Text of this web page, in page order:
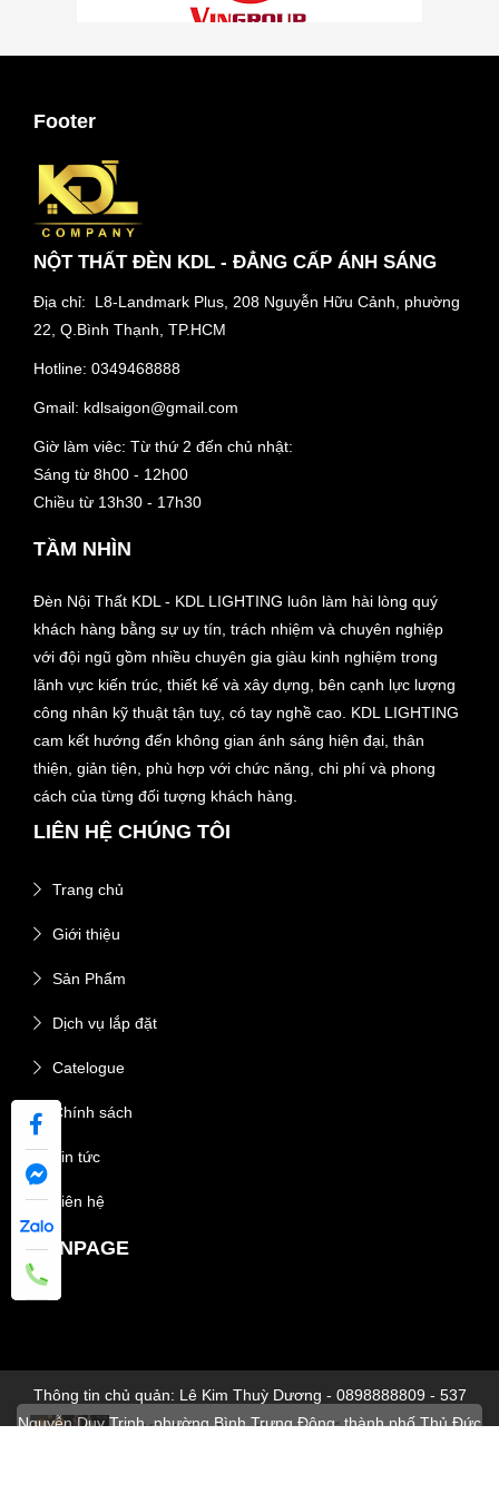
Footer
NỘT THẤT ĐÈN KDL - ĐẲNG CẤP ÁNH SÁNG
Địa chỉ: L8-Landmark Plus, 208 Nguyễn Hữu Cảnh, phường
22, Q.Bình Thạnh, TP.HCM
Hotline: 0349468888
Gmail: kdlsaigon@gmail.com
Giờ làm viêc: Từ thứ 2 đến chủ nhật:
Sáng từ 8h00 - 12h00
Chiều từ 13h30 - 17h30
TẦM NHÌN
Đèn Nội Thất KDL - KDL LIGHTING luôn làm hài lòng quý
khách hàng bằng sự uy tín, trách nhiệm và chuyên nghiệp
với đội ngũ gồm nhiều chuyên gia giàu kinh nghiệm trong
lãnh vực kiến trúc, thiết kế và xây dựng, bên cạnh lực lượng
công nhân kỹ thuật tận tuỵ, có tay nghề cao. KDL LIGHTING
cam kết hướng đến không gian ánh sáng hiện đại, thân
thiện, giản tiện, phù hợp với chức năng, chi phí và phong
cách của từng đối tượng khách hàng.
LIÊN HỆ CHÚNG TÔI
Trang chủ
Giới thiệu
Sản Phẩm
Dịch vụ lắp đặt
Catelogue
Chính sách
Tin tức
Liên hệ
FANPAGE
Thông tin chủ quản: Lê Kim Thuỳ Dương - 0898888809 - 537
Nguyễn Duy Trinh, phường Bình Trưng Đông, thành phố Thủ Đức